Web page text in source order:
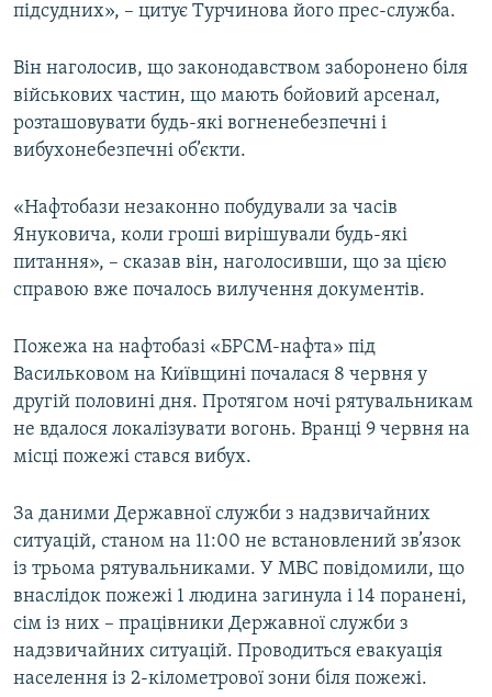
підсудних», – цитує Турчинова його прес-служба.
Він наголосив, що законодавством заборонено біля
військових частин, що мають бойовий арсенал,
розташовувати будь-які вогненебезпечні і
вибухонебезпечні об’єкти.
«Нафтобази незаконно побудували за часів
Януковича, коли гроші вирішували будь-які
питання», – сказав він, наголосивши, що за цією
справою вже почалось вилучення документів.
Пожежа на нафтобазі «БРСМ-нафта» під
Васильковом на Київщині почалася 8 червня у
другій половині дня. Протягом ночі рятувальникам
не вдалося локалізувати вогонь. Вранці 9 червня на
місці пожежі стався вибух.
За даними Державної служби з надзвичайних
ситуацій, станом на 11:00 не встановлений зв’язок
із трьома рятувальниками. У МВС повідомили, що
внаслідок пожежі 1 людина загинула і 14 поранені,
сім із них – працівники Державної служби з
надзвичайних ситуацій. Проводиться евакуація
населення із 2-кілометрової зони біля пожежі.